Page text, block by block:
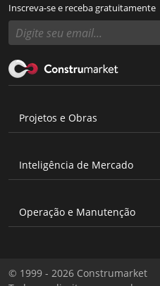
Inscreva-se e receba gratuitamente
Projetos e Obras
Inteligência de Mercado
Operação e Manutenção
© 1999 - 2026 Construmarket